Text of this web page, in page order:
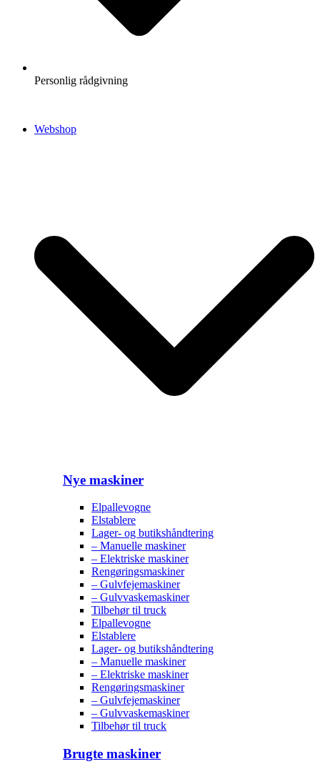
Personlig rådgivning
Webshop
Nye maskiner
Elpallevogne
Elstablere
Lager- og butikshåndtering
– Manuelle maskiner
– Elektriske maskiner
Rengøringsmaskiner
– Gulvfejemaskiner
– Gulvvaskemaskiner
Tilbehør til truck
Elpallevogne
Elstablere
Lager- og butikshåndtering
– Manuelle maskiner
– Elektriske maskiner
Rengøringsmaskiner
– Gulvfejemaskiner
– Gulvvaskemaskiner
Tilbehør til truck
Brugte maskiner